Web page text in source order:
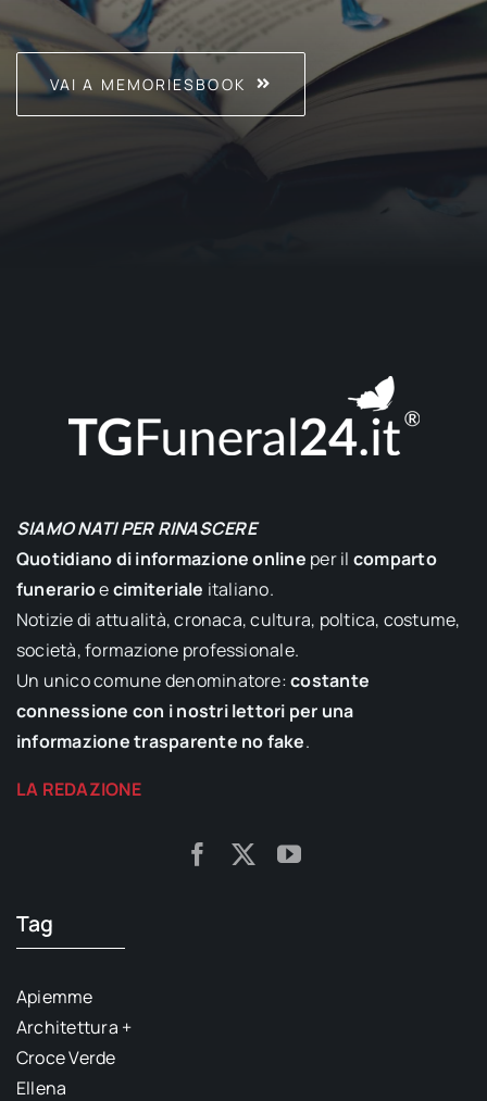
VAI A MEMORIESBOOK
SIAMO NATI PER RINASCERE
Quotidiano di informazione online per il comparto
funerarioecimiteriale italiano.
Notizie di attualità, cronaca, cultura, poltica, costume,
società, formazione professionale.
Un unico comune denominatore:costante
connessione con i nostri lettori per una
informazione trasparente no fake.
LA REDAZIONE
Tag
Apiemme
Architettura +
Croce Verde
Ellena